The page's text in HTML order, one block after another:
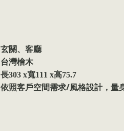
關、客廳
灣檜木
長303 x寬111 x高75.7
照客戶空間需求/風格設計，量